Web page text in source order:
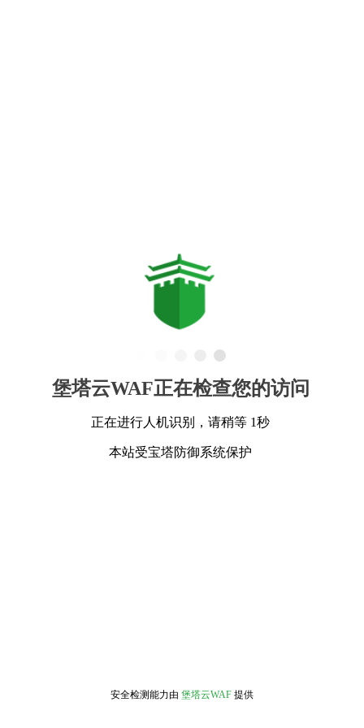
堡塔云WAF正在检查您的访问
正在进行人机识别，请稍等 1秒
本站受宝塔防御系统保护
安全检测能力由 堡塔云WAF 提供